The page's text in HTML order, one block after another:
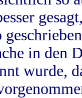
in
wurde,